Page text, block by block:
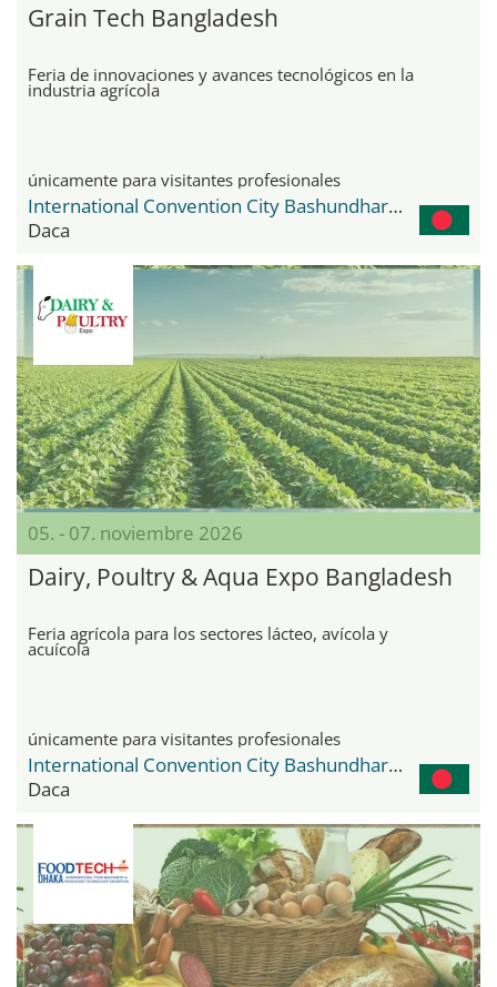
Grain Tech Bangladesh
Feria de innovaciones y avances tecnológicos en la
industria agrícola
únicamente para visitantes profesionales
International Convention City Bashundhara - ICCB
Daca
05. - 07. noviembre 2026
Dairy, Poultry & Aqua Expo Bangladesh
Feria agrícola para los sectores lácteo, avícola y
acuícola
únicamente para visitantes profesionales
International Convention City Bashundhara - ICCB
Daca